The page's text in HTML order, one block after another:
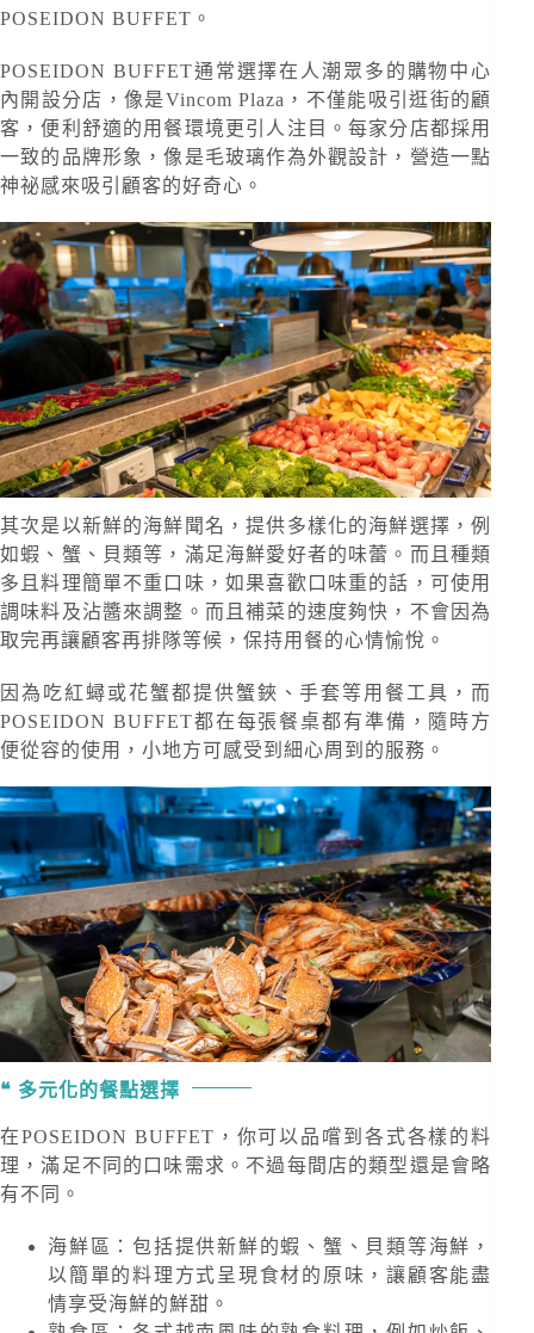
POSEIDON BUFFET。
POSEIDON BUFFET通常選擇在人潮眾多的購物中心
內開設分店，像是Vincom Plaza，不僅能吸引逛街的顧
客，便利舒適的用餐環境更引人注目。每家分店都採用
一致的品牌形象，像是毛玻璃作為外觀設計，營造一點
神祕感來吸引顧客的好奇心。
其次是以新鮮的海鮮聞名，提供多樣化的海鮮選擇，例
如蝦、蟹、貝類等，滿足海鮮愛好者的味蕾。而且種類
多且料理簡單不重口味，如果喜歡口味重的話，可使用
調味料及沾醬來調整。而且補菜的速度夠快，不會因為
取完再讓顧客再排隊等候，保持用餐的心情愉悅。
因為吃紅蟳或花蟹都提供蟹鋏、手套等用餐工具，而
POSEIDON BUFFET都在每張餐桌都有準備，隨時方
便從容的使用，小地方可感受到細心周到的服務。
多元化的餐點選擇
在POSEIDON BUFFET，你可以品嚐到各式各樣的料
理，滿足不同的口味需求。不過每間店的類型還是會略
有不同。
海鮮區：包括提供新鮮的蝦、蟹、貝類等海鮮，
以簡單的料理方式呈現食材的原味，讓顧客能盡
情享受海鮮的鮮甜。